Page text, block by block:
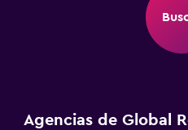
Agencias de Global